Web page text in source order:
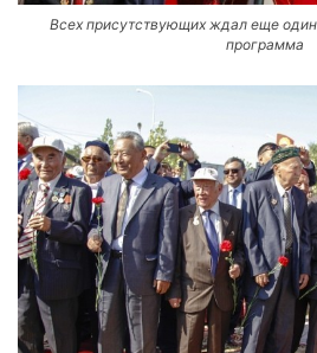
Всех присутствующих ждал еще
программа